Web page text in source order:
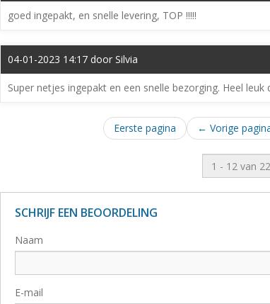
goed ingepakt, en snelle levering, TOP !!!!!
04-01-2023 14:17 door Silvia
Super netjes ingepakt en een snelle bezorging. Heel
Eerste pagina ← Vorige
SCHRIJF EEN BEOORDELING
Naam
E-mail